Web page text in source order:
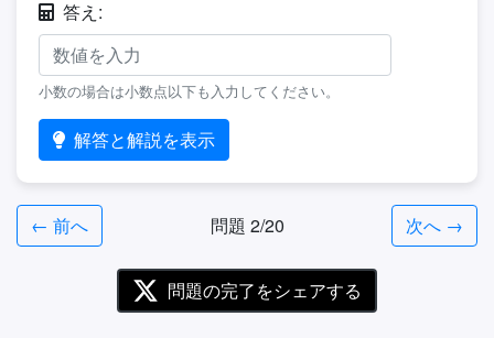
答え:
小数の場合は小数点以下も入力してください。
解答と解説を表示
← 前へ 問題 2/20 次へ →
問題の完了をシェアする